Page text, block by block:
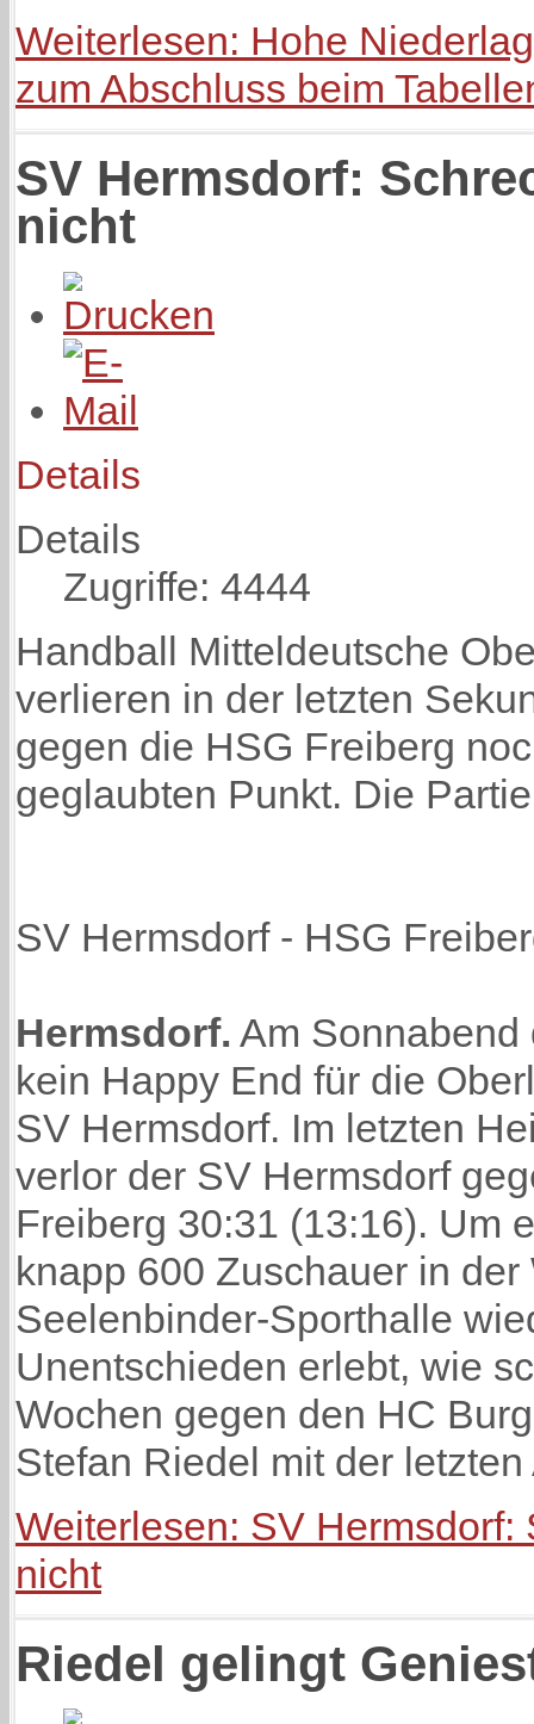
Weiterlesen: Hohe
zum Abschluss beim
SV Hermsdorf:
nicht
Details
Details
Zugriffe: 4444
Handball Mitteldeutsche
verlieren in der letzten
gegen die HSG Freiberg
geglaubten Punkt. Die
SV Hermsdorf - HSG
Hermsdorf. Am Sonnabend
kein Happy End für die
SV Hermsdorf. Im letzten
verlor der SV Hermsdorf
Freiberg 30:31 (13:16). Um
knapp 600 Zuschauer in der
Seelenbinder-Sporthalle
Unentschieden erlebt, wie
Wochen gegen den HC
Stefan Riedel mit der
Weiterlesen: SV Hermsdorf:
nicht
Riedel gelingt